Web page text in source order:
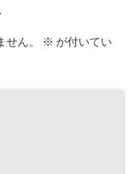
ん。 ※ が付いてい